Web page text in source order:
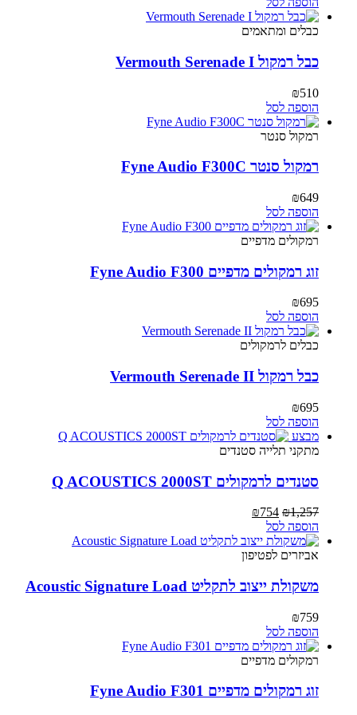
היה:
₪773.
הוא:
₪335.
כבלים ומתאמים
כבל רמקול Vermouth Serenade I
₪510
הוספה לסל
רמקול סנטר
רמקול סנטר Fyne Audio F300C
₪649
הוספה לסל
רמקולים מדפיים
זוג רמקולים מדפיים Fyne Audio F300
₪695
הוספה לסל
כבלים לרמקולים
כבל רמקול Vermouth Serenade II
₪695
הוספה לסל
מבצע
מתקני תלייה ‏סטנדים
סטנדים לרמקולים Q ACOUSTICS 2000ST
₪1,257
המחיר
המקורי
היה:
₪1,257.
₪754
הוא:
₪754.
הוספה לסל
אביזרים לפטיפון
משקולת ייצוב לתקליט Acoustic Signature Load
₪759
הוספה לסל
רמקולים מדפיים
זוג רמקולים מדפיים Fyne Audio F301